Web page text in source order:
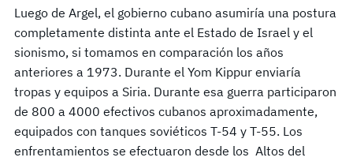
Luego de Argel, el gobierno cubano asumiría una postura
completamente distinta ante el Estado de Israel y el
sionismo, si tomamos en comparación los años
anteriores a 1973. Durante el Yom Kippur enviaría
tropas y equipos a Siria. Durante esa guerra participaron
de 800 a 4000 efectivos cubanos aproximadamente,
equipados con tanques soviéticos T-54 y T-55. Los
enfrentamientos se efectuaron desde los Altos del